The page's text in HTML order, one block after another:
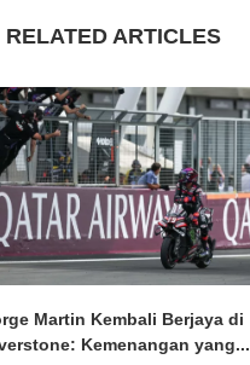
RELATED ARTICLES
Martin Kembali Berjaya di
Kemenangan yang...